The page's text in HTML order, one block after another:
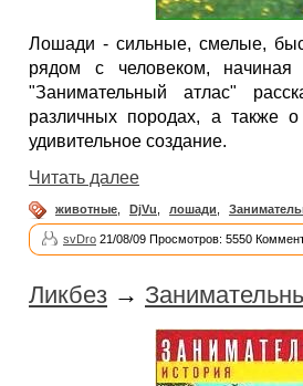
Лошади - сильные, смелые,
рядом с человеком,
"Занимательный атлас"
различных породах, а также о
удивительное создание.
Читать далее
животные DjVu лошади
svDro 21/08/09 Просмотров: 5550
Ликбез →